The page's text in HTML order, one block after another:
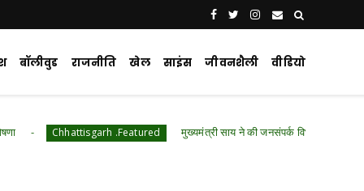
बॉलीवुड राजनीति खेल साइंस जीवनशैली वीडियो
.Featured मुख्यमंत्री साय ने की जनसंपर्क विभाग के 'मुस्कुराता बस्तर' पहल की